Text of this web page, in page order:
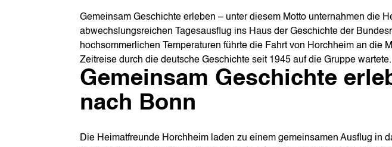
Gemeinsam Geschichte erleben – unter diesem Motto unternahmen die
abwechslungsreichen Tagesausflug ins Haus der Geschichte der
hochsommerlichen Temperaturen führte die Fahrt von Horchheim an die
Zeitreise durch die deutsche Geschichte seit 1945 auf die Gruppe wartete.
Gemeinsam Geschichte
nach Bonn
Die Heimatfreunde Horchheim laden zu einem gemeinsamen Ausflug in